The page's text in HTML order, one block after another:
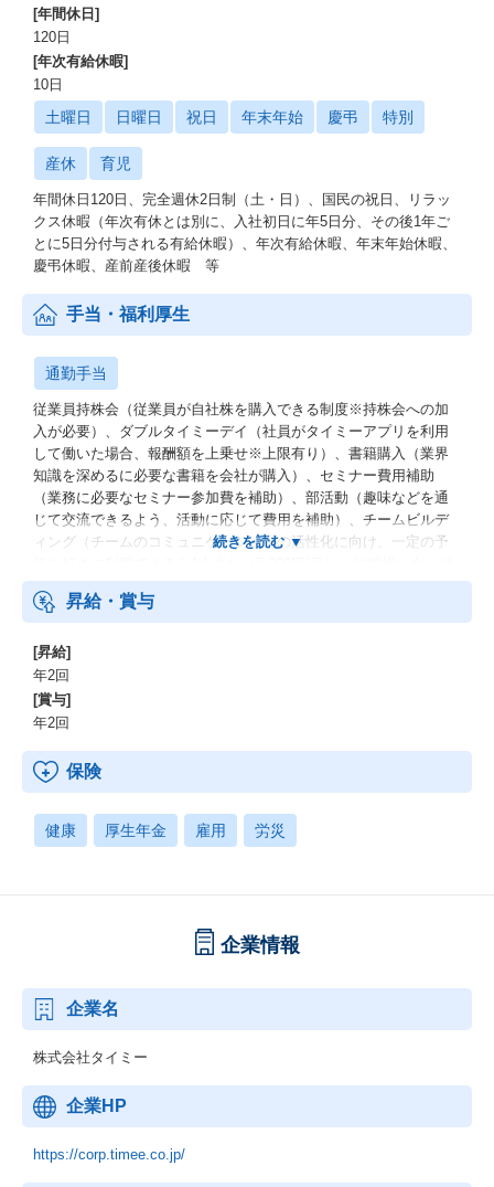
[年間休日]
120日
[年次有給休暇]
10日
土曜日 日曜日 祝日 年末年始 慶弔 特別
産休 育児
年間休日120日、完全週休2日制（土・日）、国民の祝日、リラッ
クス休暇（年次有休とは別に、入社初日に年5日分、その後1年ご
とに5日分付与される有給休暇）、年次有給休暇、年末年始休暇、
慶弔休暇、産前産後休暇 等
手当・福利厚生
通勤手当
従業員持株会（従業員が自社株を購入できる制度※持株会への加
入が必要）、ダブルタイミーデイ（社員がタイミーアプリを利用
して働いた場合、報酬額を上乗せ※上限有り）、書籍購入（業界
知識を深めるに必要な書籍を会社が購入）、セミナー費用補助
（業務に必要なセミナー参加費を補助）、部活動（趣味などを通
じて交流できるよう、活動に応じて費用を補助）、チームビルデ
ィング（チームのコミュニケーションの活性化に向け、一定の予
婚した従業員に祝い金を支給） 等
昇給・賞与
[昇給]
年2回
[賞与]
年2回
保険
健康 厚生年金 雇用 労災
企業情報
企業名
株式会社タイミー
企業HP
https://corp.timee.co.jp/